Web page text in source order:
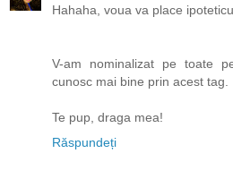
Hahaha, voua va place
V-am nominalizat pe toate
cunosc mai bine prin acest tag.
Te pup, draga mea!
Răspundeți